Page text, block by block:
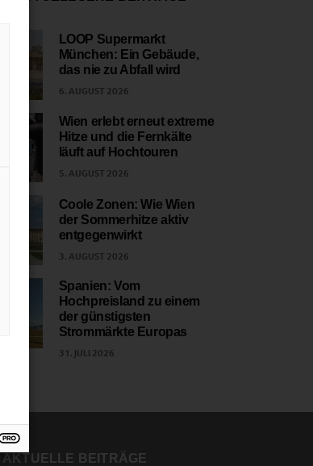
LOOP Supermarkt
München: Ein Gebäude,
das nie zu Abfall wird
6. AUGUST 2026
Wien erlebt erneut extreme
Hitze und die Fernkälte
läuft auf Hochtouren
5. AUGUST 2026
Coole Zonen: Wie Wien
der Sommerhitze aktiv
entgegenwirkt
3. AUGUST 2026
Spanien: Vom
Hochpreisland zu einem
der günstigsten
Strommärkte Europas
31. JULI 2026
AKTUELLE BEITRÄGE